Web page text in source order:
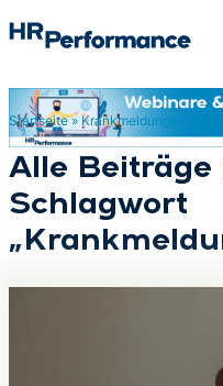
Startseite» Krankmeldungen
Alle Beiträge
Schlagwort